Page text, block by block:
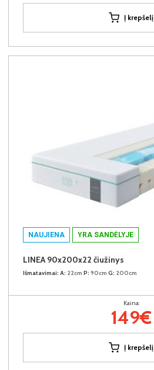
Į krepšelį
NAUJIENA YRA SANDĖLYJE
LINEA 90x200x22 čiužinys
Išmatavimai: A: 22cm P: 90cm G: 200cm
Kaina:
149€
Į krepšelį